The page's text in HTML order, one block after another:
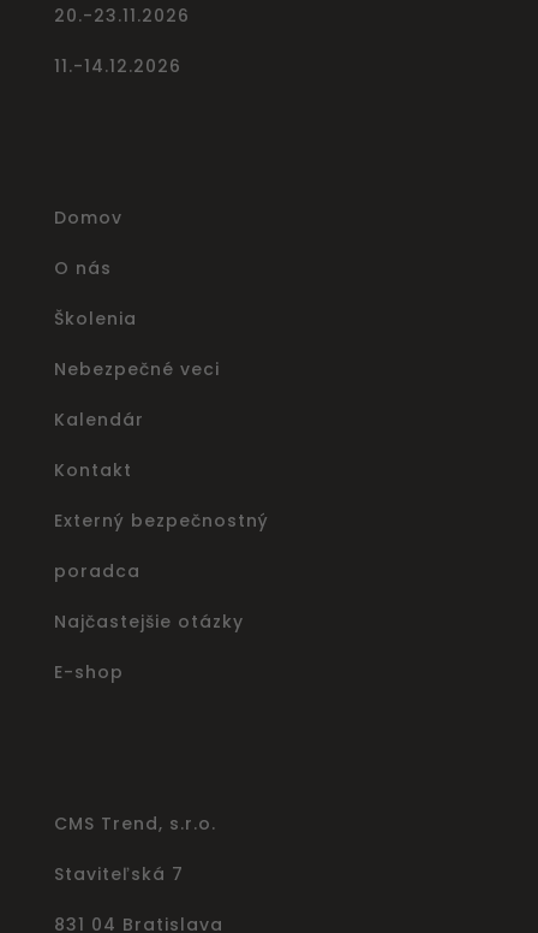
20.-23.11.2026
11.-14.12.2026
Domov
O nás
Školenia
Nebezpečné veci
Kalendár
Kontakt
Externý bezpečnostný
poradca
Najčastejšie otázky
E-shop
CMS Trend, s.r.o.
Staviteľská 7
831 04 Bratislava